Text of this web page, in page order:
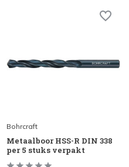
Bohrcraft
Metaalboor HSS-R DIN 338
per 5 stuks verpakt